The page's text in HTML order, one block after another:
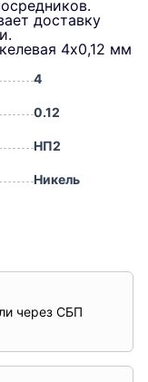
доставку
4х0,12 мм
4
0.12
НП2
Никель
через СБП